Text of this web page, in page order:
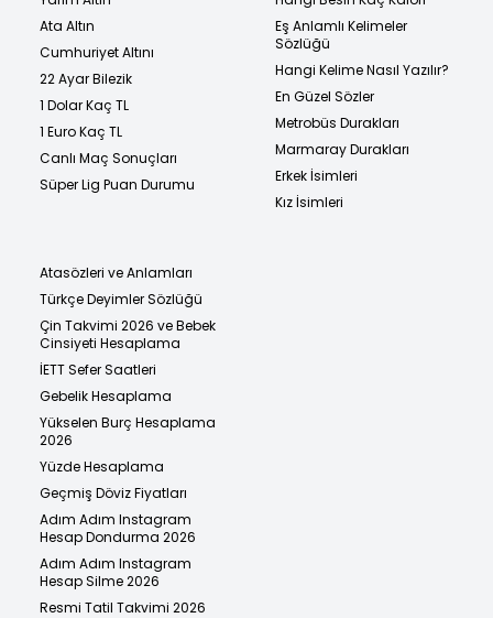
Ata Altın
Cumhuriyet Altını
22 Ayar Bilezik
1 Dolar Kaç TL
1 Euro Kaç TL
Canlı Maç Sonuçları
Süper Lig Puan Durumu
Eş Anlamlı Kelimeler
Sözlüğü
Hangi Kelime Nasıl Yazılır?
En Güzel Sözler
Metrobüs Durakları
Marmaray Durakları
Erkek İsimleri
Kız İsimleri
Atasözleri ve Anlamları
Türkçe Deyimler Sözlüğü
Çin Takvimi 2026 ve Bebek
Cinsiyeti Hesaplama
İETT Sefer Saatleri
Gebelik Hesaplama
Yükselen Burç Hesaplama
2026
Yüzde Hesaplama
Geçmiş Döviz Fiyatları
Adım Adım Instagram
Hesap Dondurma 2026
Adım Adım Instagram
Hesap Silme 2026
Resmi Tatil Takvimi 2026